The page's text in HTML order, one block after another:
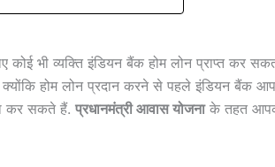
कोई भी व्यक्ति इंडियन बैंक होम लोन प्राप्त कर
क्योंकि होम लोन प्रदान करने से पहले इंडियन बैंक
कर सकते हैं. प्रधानमंत्री आवास योजनाके तहत